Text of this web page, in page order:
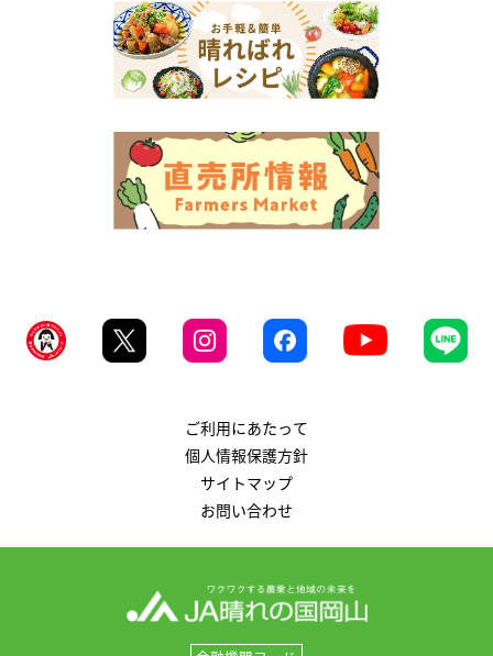
ご利用にあたって
個人情報保護方針
サイトマップ
お問い合わせ